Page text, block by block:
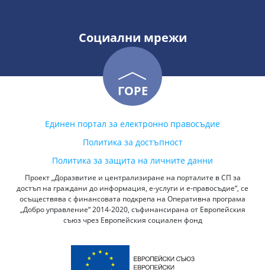
Социални мрежи
ГОРЕ
Единен портал за електронно правосъдие
Политика за достъпност
Политика за защита на личните данни
Проект „Доразвитие и централизиране на порталите в СП за
достъп на граждани до информация, е-услуги и е-правосъдие“, се
осъществява с финансовата подкрепа на Оперативна програма
„Добро управление“ 2014-2020, съфинансирана от Европейския
съюз чрез Европейския социален фонд